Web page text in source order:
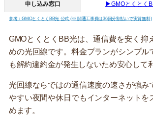
申し込み窓口 ▶GMOとくとく
参考：GMOとくとくBB光 公式 (※ 開通工事費は36回分割払いで実質無料)
GMOとくとくBB光は、通信費を安く抑
めの光回線です。料金プランがシンプル
も解約違約金が発生しないため安心して
光回線ならではの通信速度の速さが強み
やすい夜間や休日でもインターネットを
めます。